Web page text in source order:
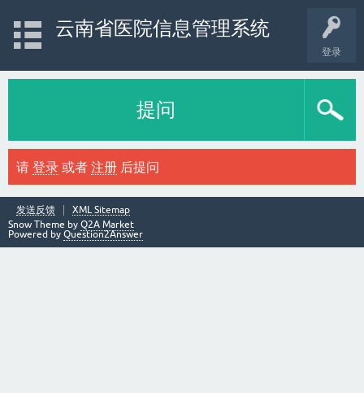
登录
云南省医院信息管理系统
提问
请 登录 或者 注册 后提问
发送反馈
XML Sitemap
Snow Theme by Q2A Market
Powered by Question2Answer